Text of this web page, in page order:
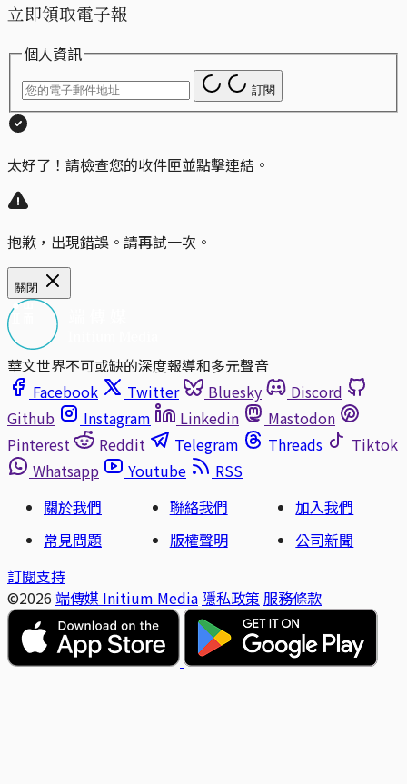
立即領取電子報
個人資訊
訂閱
太好了！請檢查您的收件匣並點擊連結。
抱歉，出現錯誤。請再試一次。
關閉
華文世界不可或缺的深度報導和多元聲音
Facebook
Twitter Bluesky
Discord
Github
Instagram Linkedin
Mastodon
Pinterest
Reddit Telegram Threads
Tiktok
Whatsapp
Youtube
RSS
關於我們
聯絡我們
加入我們
常見問題
版權聲明
公司新聞
訂閱支持
©2026 端傳媒 Initium Media 隱私政策 服務條款